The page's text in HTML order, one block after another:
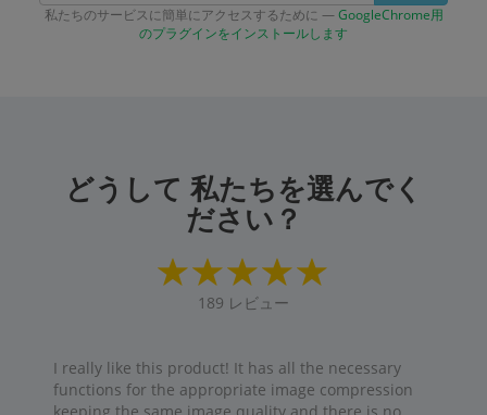
私たちのサービスに簡単にアクセスするために —GoogleChrome用
のプラグインをインストールします
どうして 私たちを選んでく
ださい？
189 レビュー
I really like this product! It has all the necessary
functions for the appropriate image compression